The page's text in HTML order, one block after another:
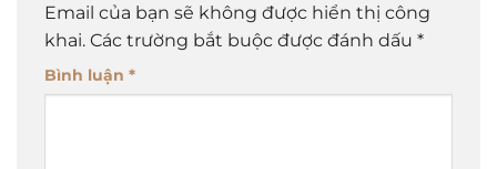
Email của bạn sẽ không được hiển thị công
khai. Các trường bắt buộc được đánh dấu *
Bình luận *